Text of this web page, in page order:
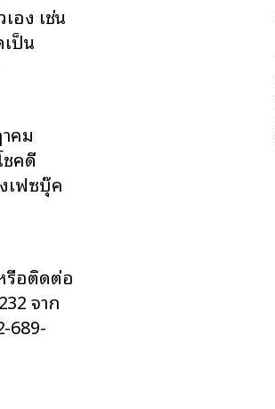
อง เช่น
ป็น
คม
ชคดี
เฟซบุ๊ค
รือติดต่อ
จาก
689-